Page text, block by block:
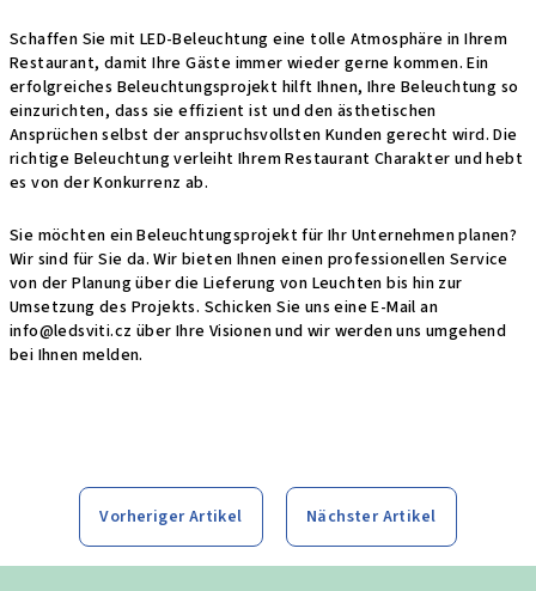
Schaffen Sie mit LED-Beleuchtung eine tolle Atmosphäre in Ihrem
Restaurant, damit Ihre Gäste immer wieder gerne kommen. Ein
erfolgreiches Beleuchtungsprojekt hilft Ihnen, Ihre Beleuchtung so
einzurichten, dass sie effizient ist und den ästhetischen
Ansprüchen selbst der anspruchsvollsten Kunden gerecht wird. Die
richtige Beleuchtung verleiht Ihrem Restaurant Charakter und hebt
es von der Konkurrenz ab.
Sie möchten ein Beleuchtungsprojekt für Ihr Unternehmen planen?
Wir sind für Sie da. Wir bieten Ihnen einen professionellen Service
von der Planung über die Lieferung von Leuchten bis hin zur
Umsetzung des Projekts. Schicken Sie uns eine E-Mail an
info@ledsviti.cz über Ihre Visionen und wir werden uns umgehend
bei Ihnen melden.
Vorheriger Artikel Nächster Artikel